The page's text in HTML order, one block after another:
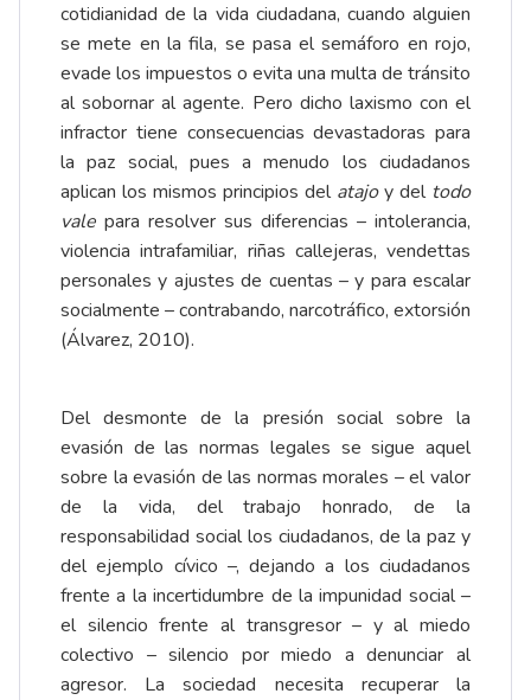
cotidianidad de la vida ciudadana, cuando alguien
se mete en la fila, se pasa el semáforo en rojo,
evade los impuestos o evita una multa de tránsito
al sobornar al agente. Pero dicho laxismo con el
infractor tiene consecuencias devastadoras para
la paz social, pues a menudo los ciudadanos
aplican los mismos principios del atajoy del todo
vale para resolver sus diferencias – intolerancia,
violencia intrafamiliar, riñas callejeras, vendettas
personales y ajustes de cuentas – y para escalar
socialmente – contrabando, narcotráfico, extorsión
(Álvarez, 2010).
Del desmonte de la presión social sobre la
evasión de las normas legales se sigue aquel
sobre la evasión de las normas morales – el valor
de la vida, del trabajo honrado, de la
responsabilidad social los ciudadanos, de la paz y
del ejemplo cívico –, dejando a los ciudadanos
frente a la incertidumbre de la impunidad social –
el silencio frente al transgresor – y al miedo
colectivo – silencio por miedo a denunciar al
agresor. La sociedad necesita recuperar la